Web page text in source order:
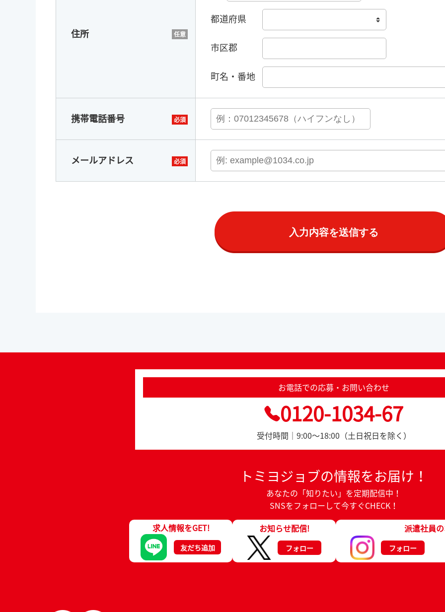
住所
都道府県
市区郡
町名・番地
携帯電話番号
メールアドレス
お電話での応募・お問い合わせ
0120-1034-67
受付時間｜9:00～18:00（土日祝日を除く）
トミヨジョブの情報をお届け！
あなたの「知りたい」を定期配信中！
SNSをフォローして今すぐCHECK！
求人情報をGET!
友だち追加
お知らせ配信!
フォロー
派遣社員
フォロー